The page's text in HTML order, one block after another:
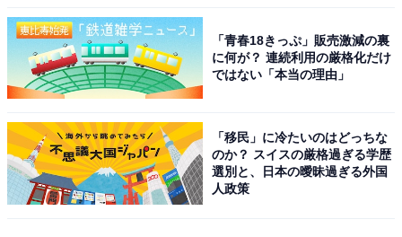
家でした。永遠のトップスターである木村拓哉さんと、
抜群のスタイルと美貌を維持し続ける工藤静香さん。そ
してモデルとして鮮烈なデビューを飾り、世界的ハイブ
ランドのアンバサダーも務めるCocomiさんとKōki,さん
「青春18きっぷ」販売激減の裏
に何が？ 連続利用の厳格化だけ
ではない「本当の理由」
「移民」に冷たいのはどっちな
のか？ スイスの厳格過ぎる学歴
選別と、日本の曖昧過ぎる外国
人政策